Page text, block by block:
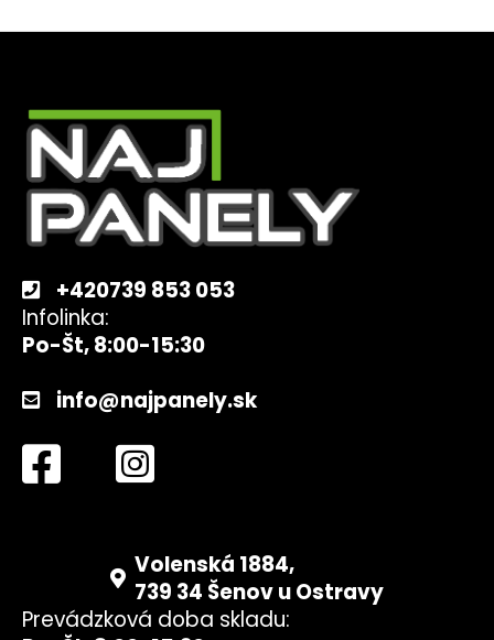
+420739 853 053
Infolinka:
Po-Št, 8:00-15:30
info@najpanely.sk
Volenská 1884,
739 34 Šenov u Ostravy
Prevádzková doba skladu: